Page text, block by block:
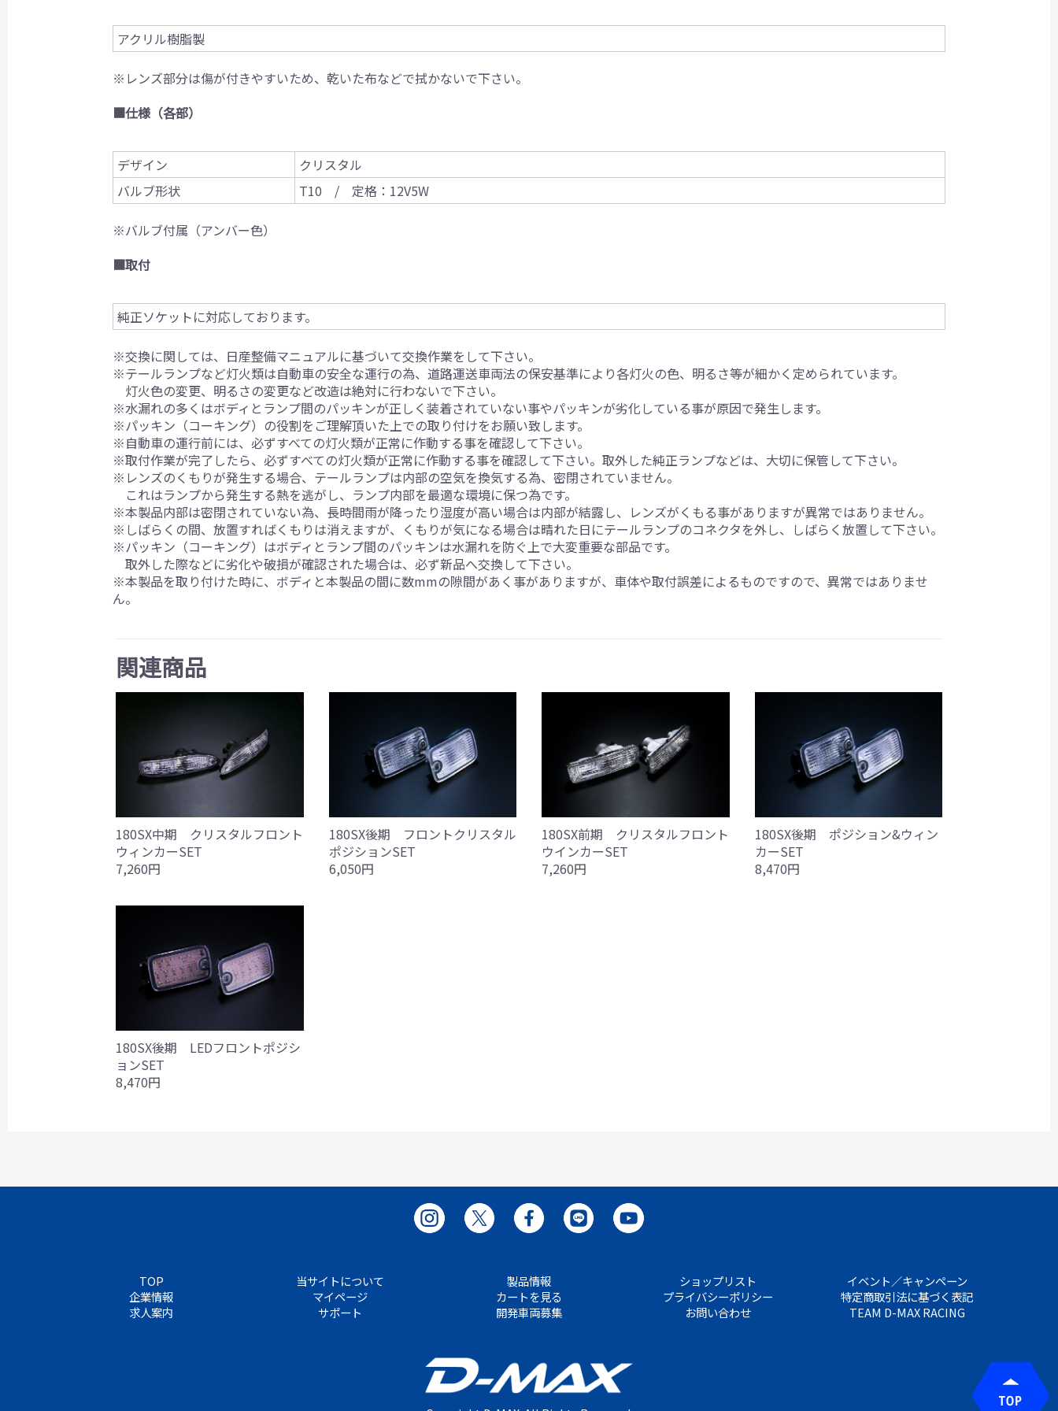
アクリル樹脂製
※レンズ部分は傷が付きやすいため、乾いた布などで拭かないで下さい。
■仕様（各部）
デザイン
クリスタル
バルブ形状
T10 / 定格：12V5W
※バルブ付属（アンバー色）
■取付
純正ソケットに対応しております。
※交換に関しては、日産整備マニュアルに基づいて交換作業をして下さい。
※テールランプなど灯火類は自動車の安全な運行の為、道路運送車両法の保安基準により各灯火の色、明るさ等が細かく定められています。
灯火色の変更、明るさの変更など改造は絶対に行わないで下さい。
※水漏れの多くはボディとランプ間のパッキンが正しく装着されていない事やパッキンが劣化している事が原因で発生します。
※パッキン（コーキング）の役割をご理解頂いた上での取り付けをお願い致します。
※自動車の運行前には、必ずすべての灯火類が正常に作動する事を確認して下さい。
※取付作業が完了したら、必ずすべての灯火類が正常に作動する事を確認して下さい。取外した純正ランプなどは、大切に保管して下さい。
※レンズのくもりが発生する場合、テールランプは内部の空気を換気する為、密閉されていません。
これはランプから発生する熱を逃がし、ランプ内部を最適な環境に保つ為です。
※本製品内部は密閉されていない為、長時間雨が降ったり湿度が高い場合は内部が結露し、レンズがくもる事がありますが異常ではありません。
※しばらくの間、放置すればくもりは消えますが、くもりが気になる場合は晴れた日にテールランプのコネクタを外し、しばらく放置して下さい。
※パッキン（コーキング）はボディとランプ間のパッキンは水漏れを防ぐ上で大変重要な部品です。
取外した際などに劣化や破損が確認された場合は、必ず新品へ交換して下さい。
※本製品を取り付けた時に、ボディと本製品の間に数mmの隙間があく事がありますが、車体や取付誤差によるものですので、異常ではありませ
ん。
関連商品
180SX中期 クリスタルフロント
ウィンカーSET
7,260円
180SX後期 フロントクリスタル
ポジションSET
6,050円
180SX前期 クリスタルフロント
ウインカーSET
7,260円
180SX後期 ポジション&ウィン
カーSET
8,470円
180SX後期 LEDフロントポジシ
ョンSET
8,470円
TOP 当サイトについて 製品情報 ショップリスト
イベント／キャンペーン
企業情報
マイページ カートを見る プライバシーポリシー
特定商取引法に基づく表記
求人案内
サポート 開発車両募集 お問い合わせ TEAM D-MAX RACING